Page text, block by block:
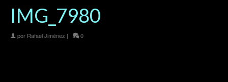
IMG_7980
por Rafael Jiménez | 0